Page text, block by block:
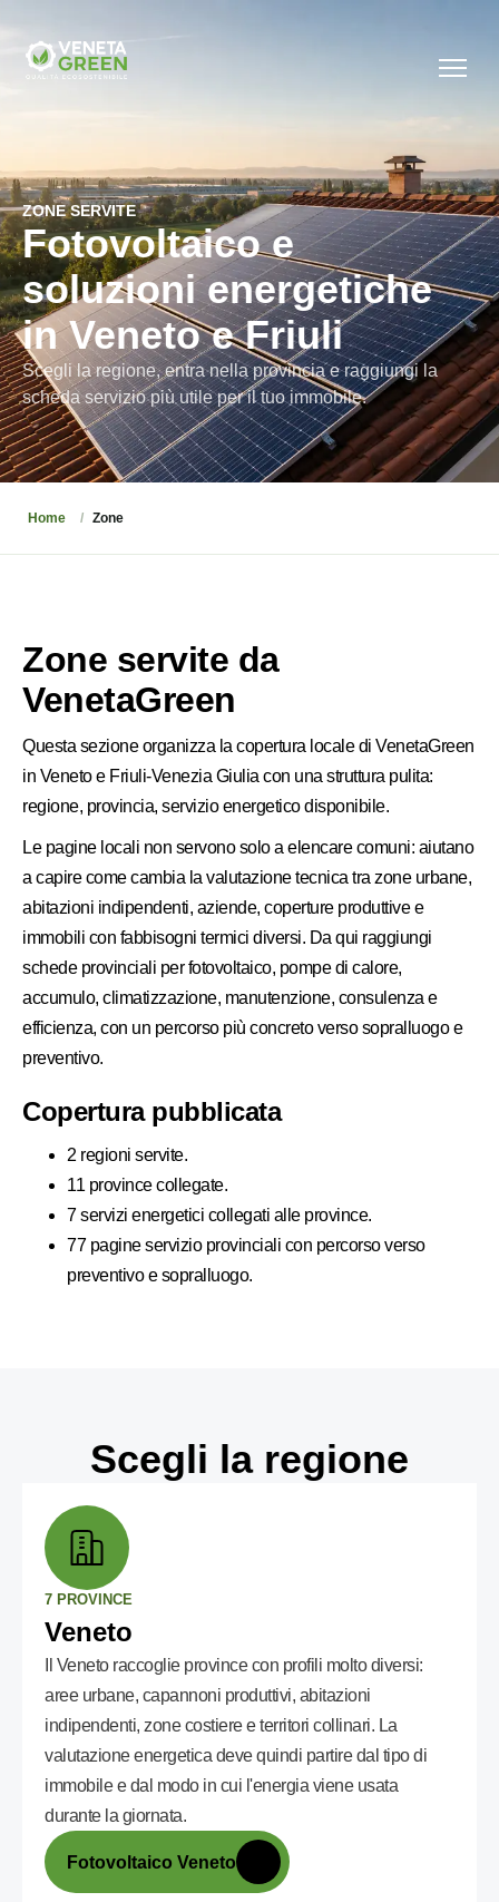
ZONE SERVITE
Fotovoltaico e
soluzioni energetiche
in Veneto e Friuli
Scegli la regione, entra nella provincia e raggiungi la
scheda servizio più utile per il tuo immobile.
Home Zone
Zone servite da
VenetaGreen
Questa sezione organizza la copertura locale di VenetaGreen
in Veneto e Friuli-Venezia Giulia con una struttura pulita:
regione, provincia, servizio energetico disponibile.
Le pagine locali non servono solo a elencare comuni: aiutano
a capire come cambia la valutazione tecnica tra zone urbane,
abitazioni indipendenti, aziende, coperture produttive e
immobili con fabbisogni termici diversi. Da qui raggiungi
schede provinciali per fotovoltaico, pompe di calore,
accumulo, climatizzazione, manutenzione, consulenza e
efficienza, con un percorso più concreto verso sopralluogo e
preventivo.
Copertura pubblicata
2 regioni servite.
11 province collegate.
7 servizi energetici collegati alle province.
77 pagine servizio provinciali con percorso verso
preventivo e sopralluogo.
Scegli la regione
7 PROVINCE
Veneto
Il Veneto raccoglie province con profili molto diversi:
aree urbane, capannoni produttivi, abitazioni
indipendenti, zone costiere e territori collinari. La
valutazione energetica deve quindi partire dal tipo di
immobile e dal modo in cui l'energia viene usata
durante la giornata.
Fotovoltaico Veneto